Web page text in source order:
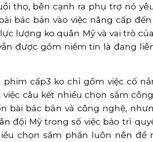
thọ, bên cạnh ra phụ trợ nó
bác bản vào việc nâng cấp
lượng ko quân Mỹ và vai trò
được gồm niềm tin là đang
phim cấp3 ko chỉ gồm việc cố
việc câu kết nhiều chọn sắm
bài bác bản và công nghệ,
đội Mỹ trong số việc bảo trì
chọn sắm phần luôn nên